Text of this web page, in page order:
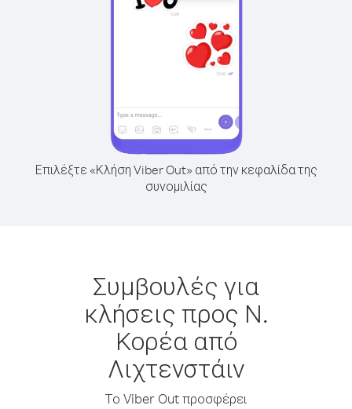
Επιλέξτε «Κλήση Viber Out» από την κεφαλίδα της
συνομιλίας
Συμβουλές για
κλήσεις προς Ν.
Κορέα από
Λιχτενστάιν
Το Viber Out προσφέρει